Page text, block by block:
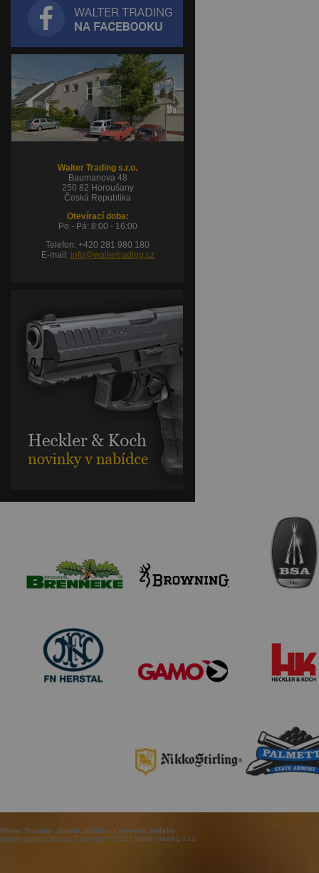
Walter Trading s.r.o.
Baumanova 48
250 82 Horoušany
Česká Republika
Otevírací doba:
Po - Pá: 8:00 - 16:00
Telefon: +420 281 980 180
E-mail: info@waltertrading.cz
Walter Trading - zbraně, střelivo a lovecké potřeby
info@waltertrading.cz , Copyright © 2026 Walter trading s.r.o.